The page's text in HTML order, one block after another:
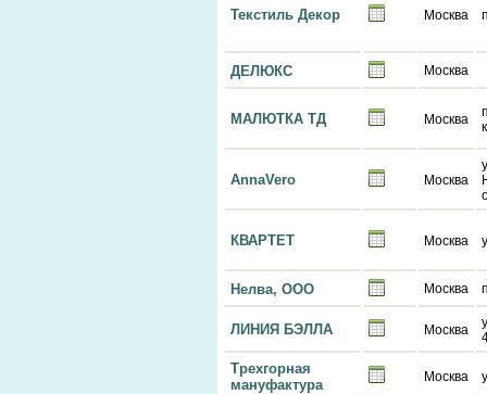
Текстиль Декор Москва
ДЕЛЮКС Москва
МАЛЮТКА ТД Москва
AnnaVero Москва
КВАРТЕТ Москва
Нелва, ООО Москва
ЛИНИЯ БЭЛЛА Москва
Трехгорная
мануфактура
Москва